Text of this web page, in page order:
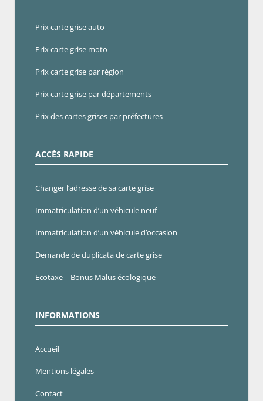
Prix carte grise auto
Prix carte grise moto
Prix carte grise par région
Prix carte grise par départements
Prix des cartes grises par préfectures
ACCÈS RAPIDE
Changer l’adresse de sa carte grise
Immatriculation d’un véhicule neuf
Immatriculation d’un véhicule d’occasion
Demande de duplicata de carte grise
Ecotaxe – Bonus Malus écologique
INFORMATIONS
Accueil
Mentions légales
Contact